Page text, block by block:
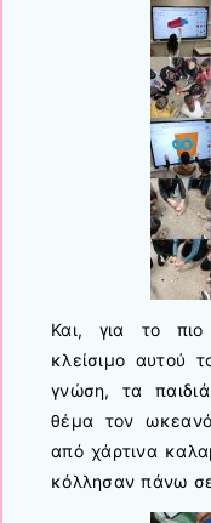
Και, για το πιο
κλείσιμο αυτού
γνώση, τα
θέμα τον
από χάρτινα
κόλλησαν πάνω